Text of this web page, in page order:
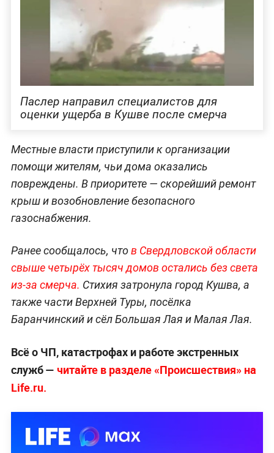
Паслер направил специалистов для
оценки ущерба в Кушве после смерча
Местные власти приступили к организации
помощи жителям, чьи дома оказались
повреждены. В приоритете — скорейший ремонт
крыш и возобновление безопасного
газоснабжения.
Ранее сообщалось, чтов Свердловской области
свыше четырёх тысяч домов остались без света
из-за смерча. Стихия затронула город Кушва, а
также части Верхней Туры, посёлка
Баранчинский и сёл Большая Лая и Малая Лая.
Всё о ЧП, катастрофах и работе экстренных
служб — читайте в разделе «Происшествия» на
Life.ru.